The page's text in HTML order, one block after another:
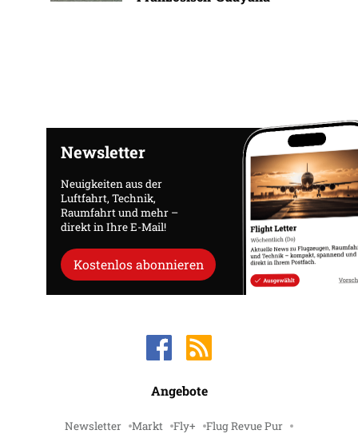
Newsletter
Neuigkeiten aus der
Luftfahrt, Technik,
Raumfahrt und mehr –
direkt in Ihre E-Mail!
Kostenlos abonnieren
Angebote
Newsletter Markt Fly+ Flug Revue Pur